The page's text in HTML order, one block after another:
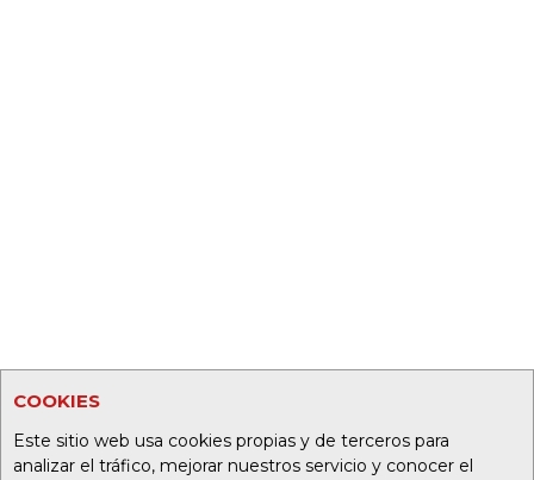
COOKIES
Este sitio web usa cookies propias y de terceros para
analizar el tráfico, mejorar nuestros servicio y conocer el